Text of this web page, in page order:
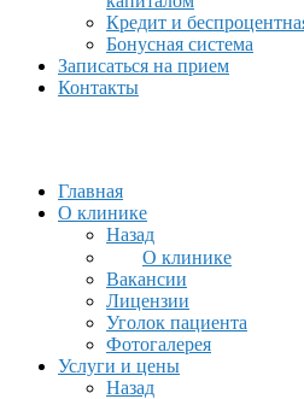
Кредит и
Бонусная система
Записаться на прием
Контакты
Главная
О клинике
Назад
О клинике
Вакансии
Лицензии
Уголок пациента
Фотогалерея
Услуги и цены
Назад